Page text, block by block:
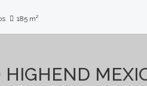
185 m²
HIGHEND